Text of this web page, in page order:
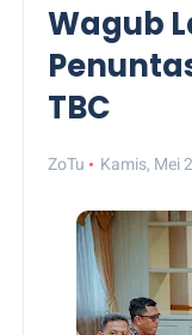
Wagub
TBC
ZoTu Kamis, Mei